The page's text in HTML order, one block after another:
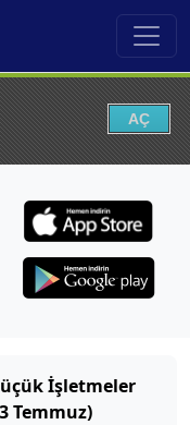
AÇ
İşletmeler
Temmuz)